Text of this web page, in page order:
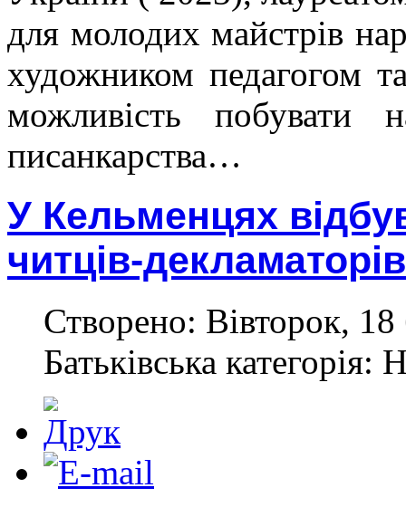
для молодих майстрів
художником педагогом
можливість
писанкарства…
У Кельменцях
читців-декламаторів
Створено: Вівторок,
Батьківська категорія: